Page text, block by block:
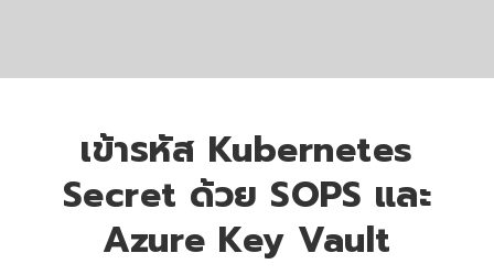
เข้ารหัส Kubernetes
Secret ด้วย SOPS และ
Azure Key Vault